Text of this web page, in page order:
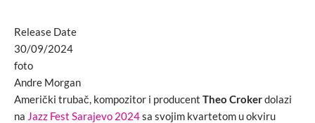
Release Date
30/09/2024
foto
Andre Morgan
Američki trubač, kompozitor i producent Theo Crokerdolazi
na Jazz Fest Sarajevo 2024sa svojim kvartetom u okviru